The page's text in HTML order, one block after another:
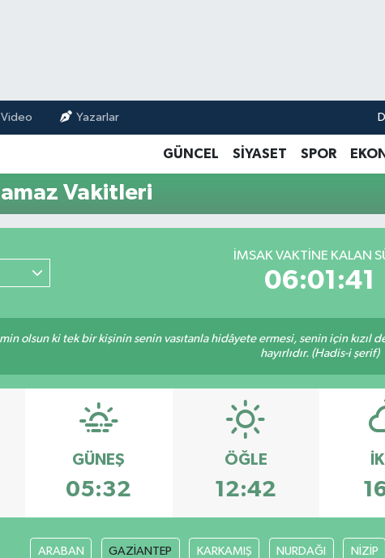
Video Yazarlar
GÜNCEL SİYASET SPOR
Vakitleri
İMSAK VAKTINE KALAN
06:01:41
olsun ki tek bir kişinin senin vasıtanla hidâyete ermesi, senin için
hayırlıdır. (Hadis-i şerif)
GÜNEŞ
05:32
ÖĞLE
12:42
ARABAN GAZİANTEP KARKAMIŞ NURDAĞI NİZİP